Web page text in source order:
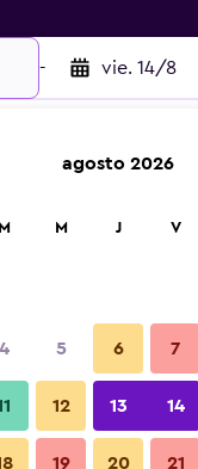
- vie. 14/8
más barata de
Total noche
$151
agosto 2026
M M J V
4 5 6 7
12 13 14
19 20 21